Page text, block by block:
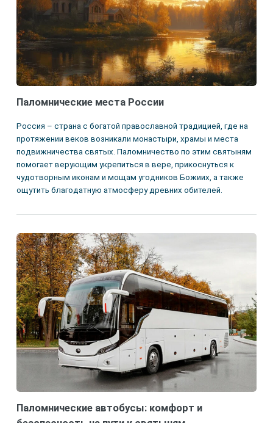
Паломнические места России
Россия – страна с богатой православной традицией, где на
протяжении веков возникали монастыри, храмы и места
подвижничества святых. Паломничество по этим святыням
помогает верующим укрепиться в вере, прикоснуться к
чудотворным иконам и мощам угодников Божиих, а также
ощутить благодатную атмосферу древних обителей.
Паломнические автобусы: комфорт и